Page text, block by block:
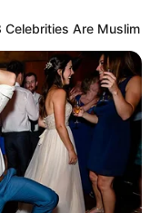
στοές
Are Muslim